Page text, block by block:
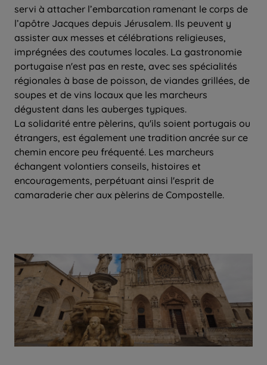
servi à attacher l’embarcation ramenant le corps de
l’apôtre Jacques depuis Jérusalem. Ils peuvent y
assister aux messes et célébrations religieuses,
imprégnées des coutumes locales. La gastronomie
portugaise n'est pas en reste, avec ses spécialités
régionales à base de poisson, de viandes grillées, de
soupes et de vins locaux que les marcheurs
dégustent dans les auberges typiques.
La solidarité entre pèlerins, qu'ils soient portugais ou
étrangers, est également une tradition ancrée sur ce
chemin encore peu fréquenté. Les marcheurs
échangent volontiers conseils, histoires et
encouragements, perpétuant ainsi l'esprit de
camaraderie cher aux pèlerins de Compostelle.